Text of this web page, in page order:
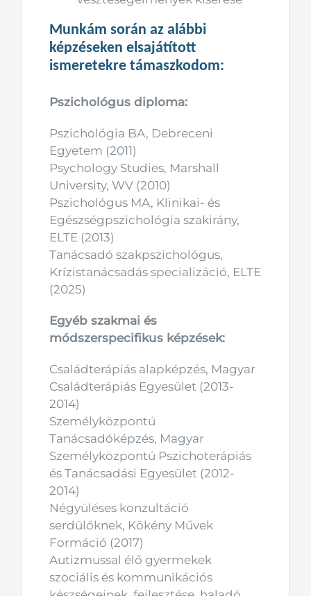
Munkám során az alábbi
képzéseken elsajátított
ismeretekre támaszkodom:
Pszichológus diploma:
Pszichológia BA, Debreceni
Egyetem (2011)
Psychology Studies, Marshall
University, WV (2010)
Pszichológus MA, Klinikai- és
Egészségpszichológia szakirány,
ELTE (2013)
Tanácsadó szakpszichológus,
Krízistanácsadás specializáció, ELTE
(2025)
Egyéb szakmai és
módszerspecifikus képzések:
Családterápiás alapképzés, Magyar
Családterápiás Egyesület (2013-
2014)
Személyközpontú
Tanácsadóképzés, Magyar
Személyközpontú Pszichoterápiás
és Tanácsadási Egyesület (2012-
2014)
Négyüléses konzultáció
serdülőknek, Kökény Művek
Formáció (2017)
Autizmussal élő gyermekek
szociális és kommunikációs